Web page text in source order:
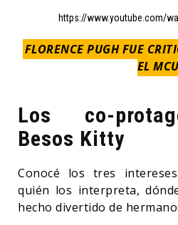
https://www.youtube.com/
FLORENCE PUGH FUE
EL
Los co-
Besos Kitty
Conocé los tres
quién los interpreta,
hecho divertido de